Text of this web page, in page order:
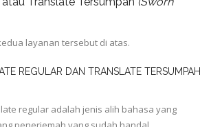
layanan tersebut di atas.
REGULAR DAN TRANSLATE TERSUMPAH
regular adalah jenis alih bahasa yang